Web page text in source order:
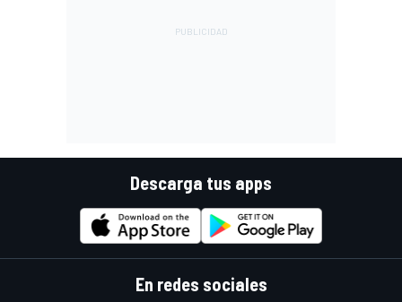
Descarga tus apps
En redes sociales